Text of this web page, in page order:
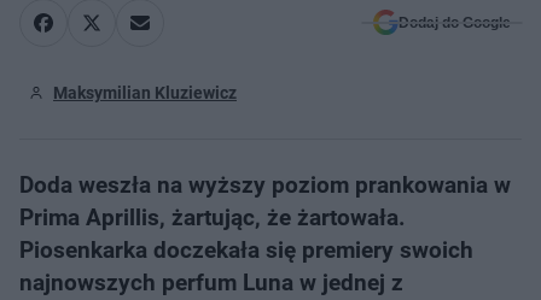
Dodaj do Google
Maksymilian Kluziewicz
Doda weszła na wyższy poziom prankowania w
Prima Aprillis, żartując, że żartowała.
Piosenkarka doczekała się premiery swoich
najnowszych perfum Luna w jednej z